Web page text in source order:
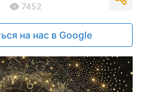
7452
на нас в Google